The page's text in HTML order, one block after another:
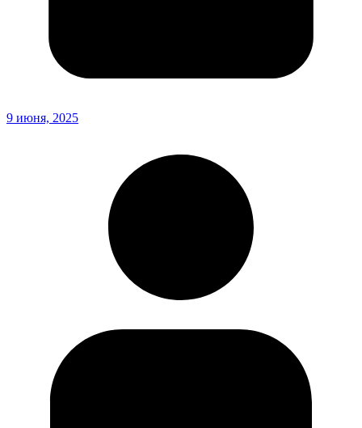
9 июня, 2025